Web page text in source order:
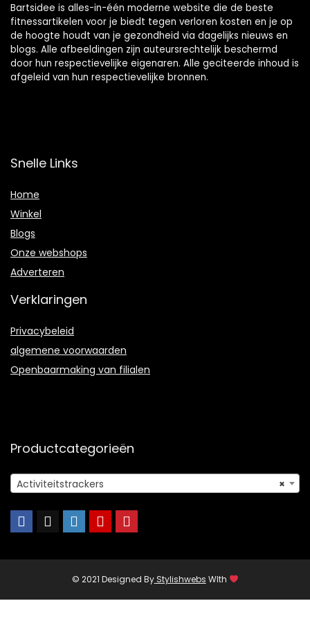
Bartsidee is alles-in-één moderne website die de beste
fitnessartikelen voor je biedt tegen verloren kosten en je op
de hoogte houdt van je gezondheid via dagelijks nieuws en
blogs. Alle afbeeldingen zijn auteursrechtelijk beschermd
door hun respectievelijke eigenaren. Alle geciteerde inhoud is
afgeleid van hun respectievelijke bronnen.
Snelle Links
Home
Winkel
Blogs
Onze webshops
Adverteren
Verklaringen
Privacybeleid
algemene voorwaarden
Openbaarmaking van filialen
Productcategorieën
×
Activiteitstrackers
© 2021 Designed ByStylishwebs WIth